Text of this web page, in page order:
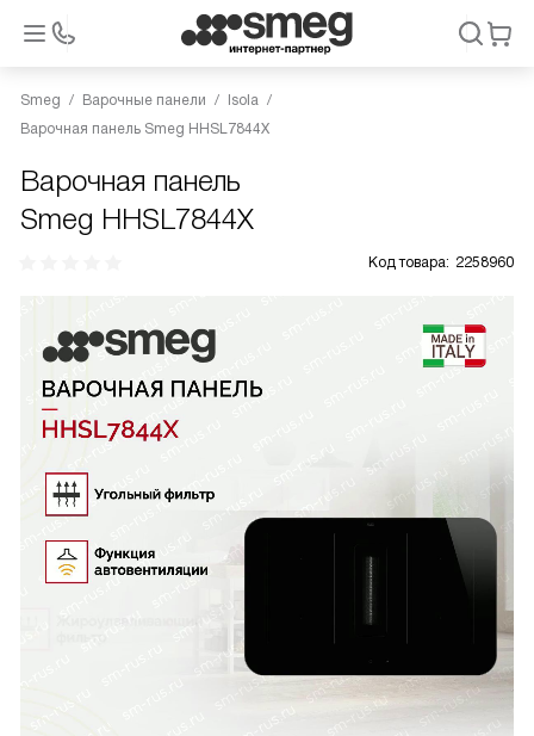
Smeg Варочные панели
Isola
Варочная панель Smeg HHSL7844X
Варочная панель
Smeg HHSL7844X
Код товара: 2258960